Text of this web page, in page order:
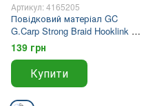
Артикул: 4165205
Повідковий матеріал GC
G.Carp Strong Braid Hooklink X6
20м 15lb Dark Green
139 грн
Купити